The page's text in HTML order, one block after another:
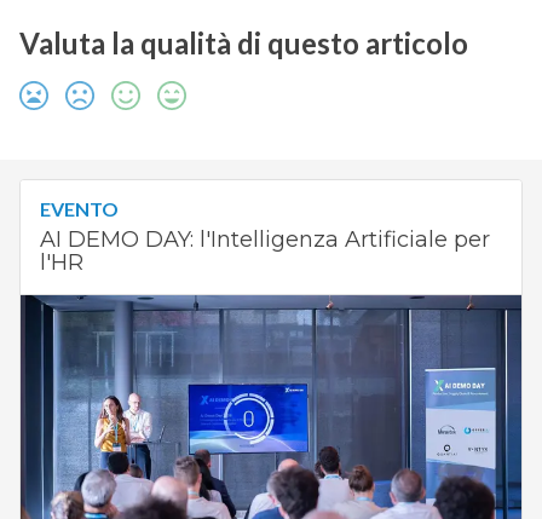
Valuta la qualità di questo articolo
EVENTO
AI DEMO DAY: l'Intelligenza Artificiale per
l'HR